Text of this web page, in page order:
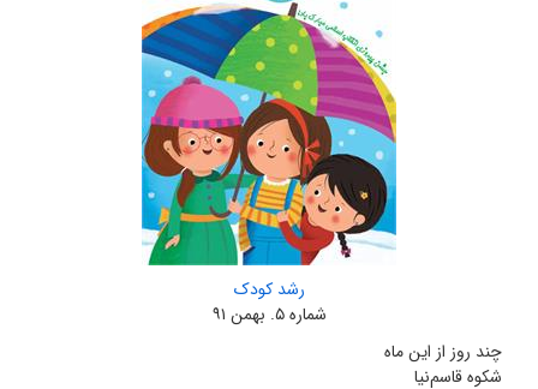
رشد کودک
شماره‌ ۵. بهمن ۹۱
چند روز از این ماه
شکوه قاسم‌نیا